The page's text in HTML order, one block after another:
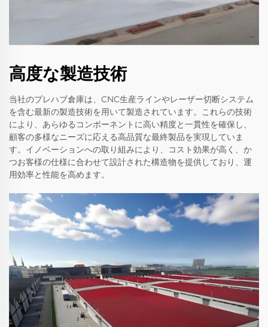
高度な製造技術
当社のプレハブ倉庫は、CNC生産ラインやレーザー切断システム
を含む最新の製造技術を用いて製造されています。これらの技術
により、あらゆるコンポーネントに高い精度と一貫性を確保し、
顧客の多様なニーズに応える高品質な最終製品を実現していま
す。イノベーションへの取り組みにより、コスト効果が高く、か
つお客様の仕様に合わせて設計された構造物を提供しており、運
用効率と性能を高めます。